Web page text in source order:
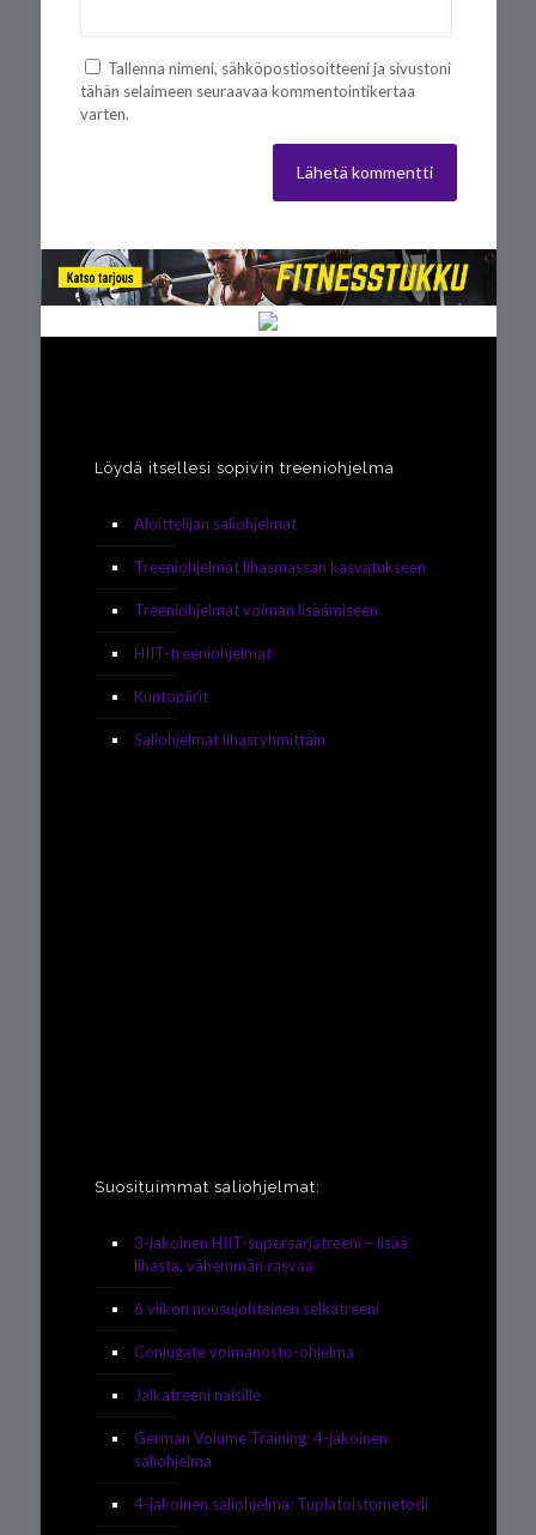
Tallenna nimeni, sähköpostiosoitteeni ja sivustoni
tähän selaimeen seuraavaa kommentointikertaa
varten.
Löydä itsellesi sopivin treeniohjelma
Aloittelijan saliohjelmat
Treeniohjelmat lihasmassan kasvatukseen
Treeniohjelmat voiman lisäämiseen
HIIT-treeniohjelmat
Kuntopiirit
Saliohjelmat lihasryhmittäin
Suosituimmat saliohjelmat:
3-jakoinen HIIT-supersarjatreeni – lisää
lihasta, vähemmän rasvaa
6 viikon nousujohteinen selkätreeni
Conjugate voimanosto-ohjelma
Jalkatreeni naisille
German Volume Training: 4-jakoinen
saliohjelma
4-jakoinen saliohjelma: Tuplatoistometodi